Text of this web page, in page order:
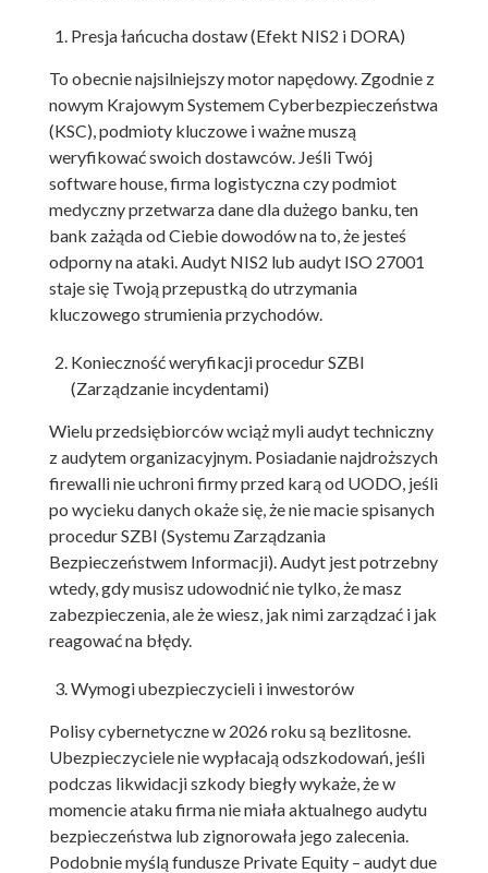
Presja łańcucha dostaw (Efekt NIS2 i DORA)
To obecnie najsilniejszy motor napędowy. Zgodnie z
nowym Krajowym Systemem Cyberbezpieczeństwa
(KSC), podmioty kluczowe i ważne muszą
weryfikować swoich dostawców. Jeśli Twój
software house, firma logistyczna czy podmiot
medyczny przetwarza dane dla dużego banku, ten
bank zażąda od Ciebie dowodów na to, że jesteś
odporny na ataki. Audyt NIS2 lub audyt ISO 27001
staje się Twoją przepustką do utrzymania
kluczowego strumienia przychodów.
Konieczność weryfikacji procedur SZBI
(Zarządzanie incydentami)
Wielu przedsiębiorców wciąż myli audyt techniczny
z audytem organizacyjnym. Posiadanie najdroższych
firewalli nie uchroni firmy przed karą od UODO, jeśli
po wycieku danych okaże się, że nie macie spisanych
procedur SZBI (Systemu Zarządzania
Bezpieczeństwem Informacji). Audyt jest potrzebny
wtedy, gdy musisz udowodnić nie tylko, że masz
zabezpieczenia, ale że wiesz, jak nimi zarządzać i jak
reagować na błędy.
Wymogi ubezpieczycieli i inwestorów
Polisy cybernetyczne w 2026 roku są bezlitosne.
Ubezpieczyciele nie wypłacają odszkodowań, jeśli
podczas likwidacji szkody biegły wykaże, że w
momencie ataku firma nie miała aktualnego audytu
bezpieczeństwa lub zignorowała jego zalecenia.
Podobnie myślą fundusze Private Equity – audyt due